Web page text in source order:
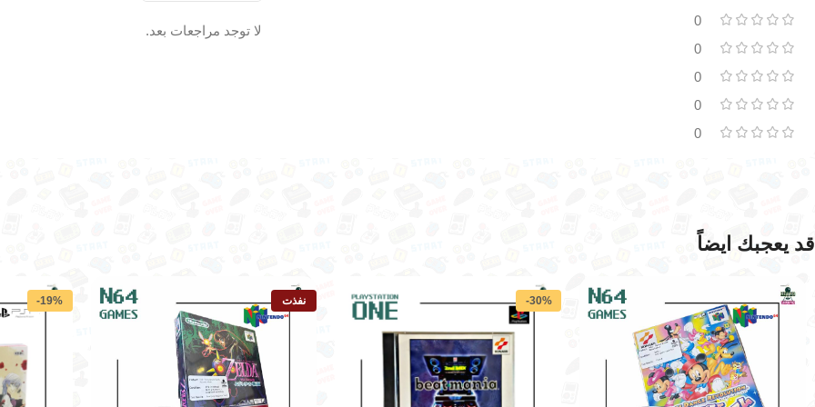
0
0
0
0
0
لا توجد مراجعات بعد.
قد يعجبك ايضاً
-30% نفذت -19%